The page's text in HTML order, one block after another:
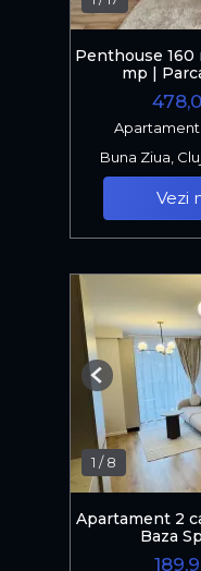
Penthouse 160
mp |
Buna Ziua,
Vezi
1 /8
Previous
Apartament 2
Baza